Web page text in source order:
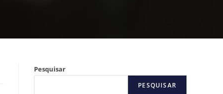
Pesquisar
PESQUISAR